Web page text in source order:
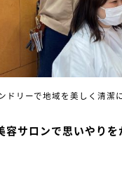
ドリーで地域を美しく清潔
容サロンで思いやり